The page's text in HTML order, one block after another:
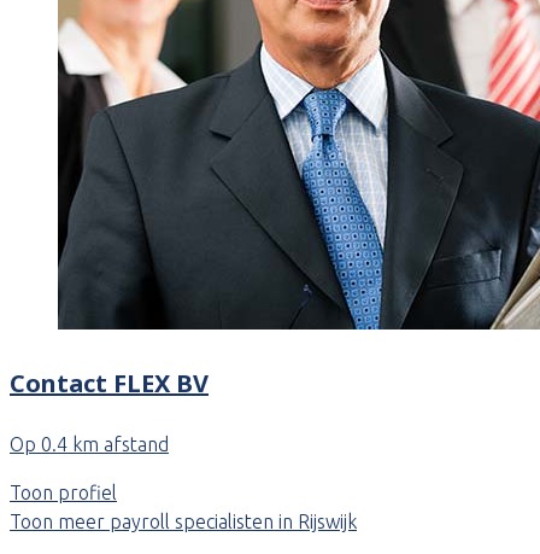
Contact FLEX BV
Op 0.4 km afstand
Toon profiel
Toon meer payroll specialisten in Rijswijk